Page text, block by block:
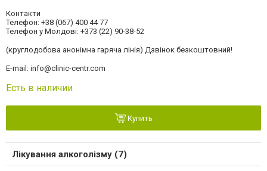
Контакти
Телефон: +38 (067) 400 44 77
Телефон у Молдові: +373 (22) 90-38-52
(круглодобова анонімна гаряча лінія) Дзвінок безкоштовний!
E-mail: info@clinic-centr.com
Есть в наличии
Купить
Лікування алкоголізму (7)